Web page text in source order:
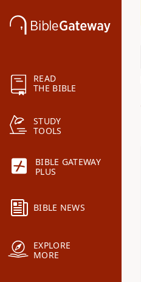
READ
THE BIBLE
STUDY
TOOLS
BIBLE GATEWAY
PLUS
BIBLE NEWS
EXPLORE
MORE